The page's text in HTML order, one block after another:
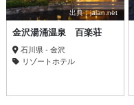
出典：jalan.net
金沢湯涌温泉 百楽荘
石川県 - 金沢
リゾートホテル